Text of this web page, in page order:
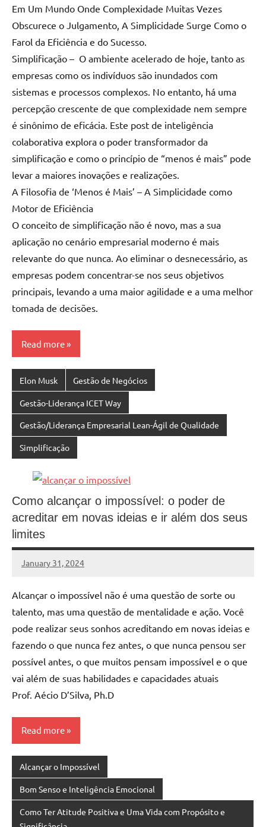
Em Um Mundo Onde Complexidade Muitas Vezes
Obscurece o Julgamento, A Simplicidade Surge Como o
Farol da Eficiência e do Sucesso.
Simplificação – O ambiente acelerado de hoje, tanto as
empresas como os indivíduos são inundados com
sistemas e processos complexos. No entanto, há uma
percepção crescente de que complexidade nem sempre
é sinônimo de eficácia. Este post de inteligência
colaborativa explora o poder transformador da
simplificação e como o princípio de “menos é mais” pode
levar a maiores inovações e realizações.
A Filosofia de ‘Menos é Mais’ – A Simplicidade como
Motor de Eficiência
O conceito de simplificação não é novo, mas a sua
aplicação no cenário empresarial moderno é mais
relevante do que nunca. Ao eliminar o desnecessário, as
empresas podem concentrar-se nos seus objetivos
principais, levando a uma maior agilidade e a uma melhor
tomada de decisões.
Read more
Elon Musk Gestão de Negócios
Gestão-Liderança ICET Way
Gestão/Liderança Empresarial Lean-Ágil de Qualidade
Simplificação
Como alcançar o impossível: o poder de
acreditar em novas ideias e ir além dos seus
limites
January 31, 2024
MyBelo
No
Alcançar o impossível não é uma questão de sorte ou
talento, mas uma questão de mentalidade e ação. Você
pode realizar seus sonhos acreditando em novas ideias e
fazendo o que nunca fez antes, o que nunca pensou ser
possível antes, o que muitos pensam impossível e o que
vai além de suas habilidades e capacidades atuais
Prof. Aécio D’Silva, Ph.D
Read more
Alcançar o Impossível
Bom Senso e Inteligência Emocional
Como Ter Atitude Positiva e Uma Vida com Propósito e